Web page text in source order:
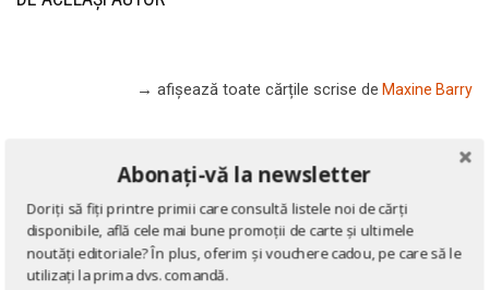
→ afișează toate cărțile scrise de Maxine Barry
Abonați-vă la newsletter
Doriți să fiți printre primii care consultă listele noi de cărți
disponibile, află cele mai bune promoții de carte și ultimele
noutăți editoriale? În plus, oferim și vouchere cadou, pe care să le
utilizați la prima dvs. comandă.